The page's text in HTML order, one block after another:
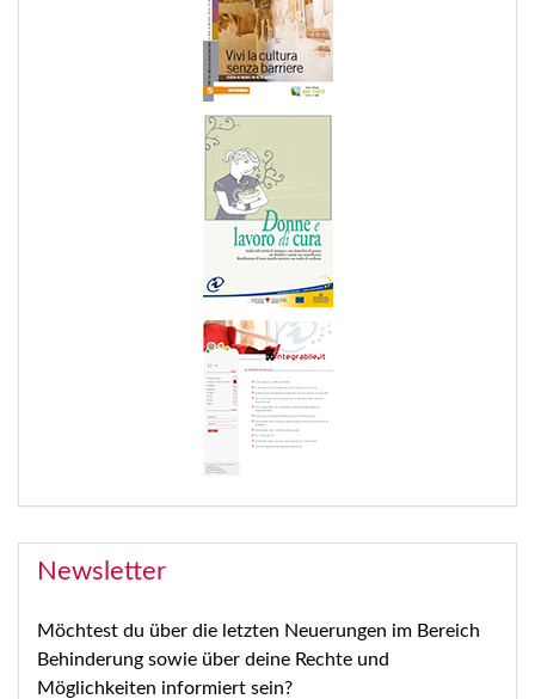
Newsletter
Möchtest du über die letzten Neuerungen im Bereich
Behinderung sowie über deine Rechte und
Möglichkeiten informiert sein?